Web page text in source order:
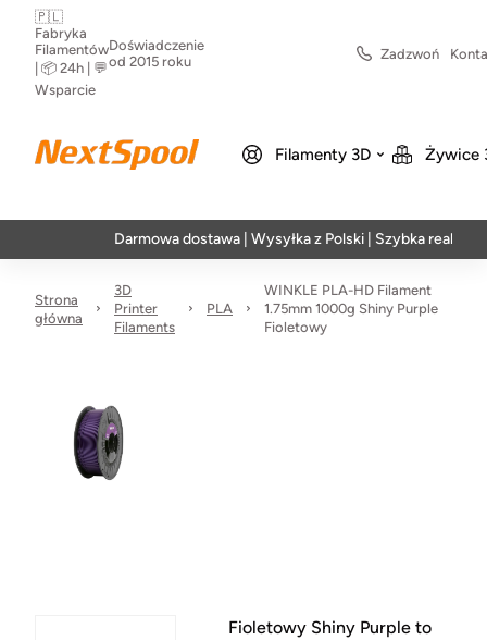
🇵🇱
Fabryka
Filamentów
| 📦 24h | 💬
Wsparcie
Doświadczenie
od 2015 roku
Zadzwoń
Filamenty 3D Żywice
Darmowa dostawa | Wysyłka z Polski | Szybka realizacja w
Strona
główna
3D
Printer
Filaments
PLA
WINKLE PLA-HD Filament
1.75mm 1000g Shiny Purple
Fioletowy
Fioletowy Shiny Purple to